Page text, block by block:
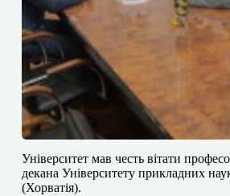
​​Університет мав честь вітати
декана Університету прикладних
(Хорватія).